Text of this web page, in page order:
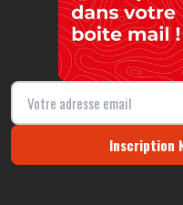
Inscription